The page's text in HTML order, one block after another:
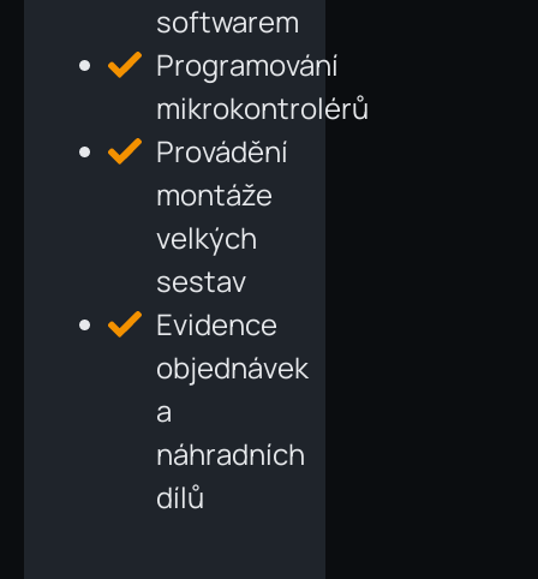
softwarem
Programování
mikrokontrolérů
Provádění
montáže
velkých
sestav
Evidence
objednávek
a
náhradních
dílů